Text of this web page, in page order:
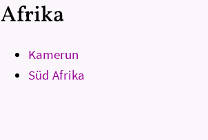
Afrika
Kamerun
Süd Afrika